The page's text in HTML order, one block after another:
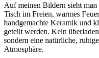
Auf meinen Bildern sieht man
Tisch im Freien, warmes
handgemachte Keramik und
geteilt werden. Kein
sondern eine natürliche,
Atmosphäre.